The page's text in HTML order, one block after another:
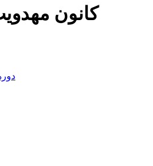
کانون